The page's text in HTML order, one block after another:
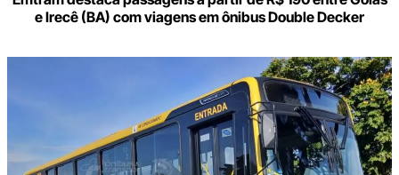
e Irecê (BA) com viagens em ônibus Double Decker